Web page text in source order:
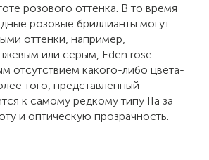
розового оттенка. В то время
розовые бриллианты могут
оттенки, например,
или серым, Eden rose
отсутствием какого-либо цвета-
того, представленный
к самому редкому типу IIa за
и оптическую прозрачность.